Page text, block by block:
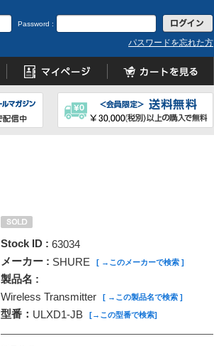
Password :
パスワードを忘れた方
Stock ID : 63034
メーカー : SHURE [ →このメーカーで検索 ]
製品名 :
Wireless Transmitter
[ →この製品名で検索 ]
型番： ULXD1-JB [→この型番で検索]